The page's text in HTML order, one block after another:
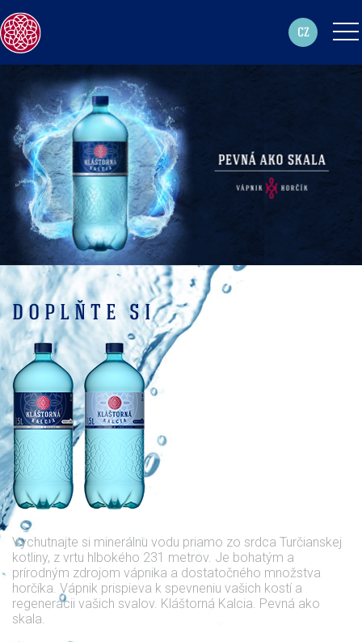
CZ
DOPLŇTE SI
Vychutnajte si minerálnu vodu priamo zo srdca Turčianskej
kotliny, z vrtu hlbokého 231 metrov. Je bohatým a
prírodným zdrojom vápnika a dostatočného množstva
horčíka. Vápnik prispieva k spevneniu vašich kostí a
regenerácii vašich svalov. Kláštorná Kalcia. Pevná ako
skala.